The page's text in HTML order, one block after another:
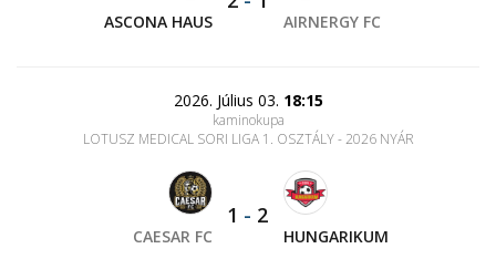
ASCONA HAUS AIRNERGY FC
2026. Július 03. 18:15
kaminokupa
LOTUSZ MEDICAL SORI LIGA 1. OSZTÁLY - 2026 NYÁR
CAESAR FC
1 - 2
HUNGARIKUM